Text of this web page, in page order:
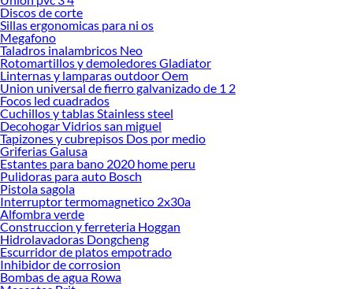
características, al igual que el parlante Bose precio o el parlante LG XBoom
precio. Si buscas algo más económico, puedes explorar los parlantes Halion
precios o los parlantes Ewtto modelos, que ofrecen buen rendimiento a un costo
accesible. Para quienes necesitan mayor potencia, los parlantes Lexsen 15
pulgadas precio y los parlantes Lexsen 18 pulgadas precio son ideales para
eventos grandes.
Descubre cuál se adapta mejor a ti y mejora tu experiencia sonora con un
parlante que se ajuste a tus necesidades. Conoce más sobre sus beneficios y
encuentra el modelo perfecto para tu estilo de vida. Explora nuestras
colecciones disponibles y elige entre los mejores parlantes bluetooth Perú,
desde opciones portátiles hasta parlantes de sonido grandes para fiestas
inolvidables.
Complementa tu compra con estos productos:
Accesorios Computación
Accesorios Diseño
Accesorios Tablets
Cables
Discos de corte
Sillas ergonomicas para ni os
Megafono
Taladros inalambricos Neo
Rotomartillos y demoledores Gladiator
Linternas y lamparas outdoor Oem
Union universal de fierro galvanizado de 1 2
Focos led cuadrados
Cuchillos y tablas Stainless steel
Decohogar Vidrios san miguel
Tapizones y cubrepisos Dos por medio
Griferias Galusa
Estantes para bano 2020 home peru
Pulidoras para auto Bosch
Pistola sagola
Interruptor termomagnetico 2x30a
Alfombra verde
Construccion y ferreteria Hoggan
Hidrolavadoras Dongcheng
Escurridor de platos empotrado
Inhibidor de corrosion
Bombas de agua Rowa